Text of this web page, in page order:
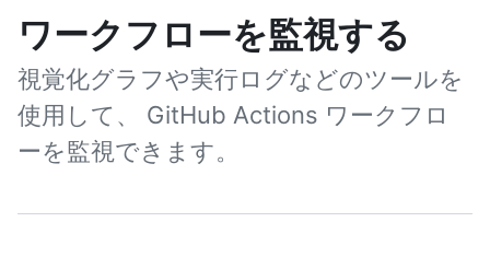
ワークフローを監視する
視覚化グラフや実行ログなどのツールを
使用して、 GitHub Actions ワークフロ
ーを監視できます。